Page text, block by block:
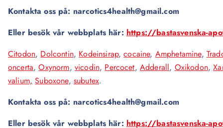
Kontakta oss på: narcotics4health@gmail.com
Eller besök vår webbplats här: https://bastasvenska-
Citodon, Dolcontin, Kodeinsirap,cocaine, Amphetamine,
oncerta,Oxynorm, vicodin, Percocet, Adderall, Oxikodon,
valium, Suboxone, subutex.
Kontakta oss på: narcotics4health@gmail.com
Eller besök vår webbplats här: https://bastasvenska-